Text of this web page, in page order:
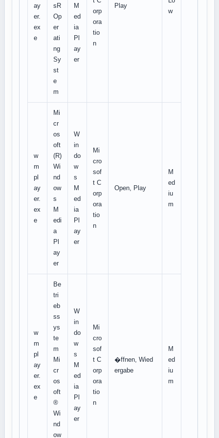
ay
er.
ex
e
sR
Op
er
ati
ng
Sy
st
e
m
M
ed
ia
Pl
ay
er
orp
ora
tio
n
Play
w
w
m
pl
ay
er.
ex
e
Mi
cr
os
oft
(R)
Wi
nd
ow
s
M
edi
a
Pl
ay
er
W
in
do
w
s
M
ed
ia
Pl
ay
er
Mi
cro
sof
t C
orp
ora
tio
n
Open, Play
M
ed
iu
m
w
m
pl
ay
er.
ex
e
Be
tri
eb
ss
ys
te
m
Mi
cr
os
oft
®
Wi
nd
ow
W
in
do
w
s
M
ed
ia
Pl
ay
er
Mi
cro
sof
t C
orp
ora
tio
n
�ffnen, Wied
ergabe
M
ed
iu
m